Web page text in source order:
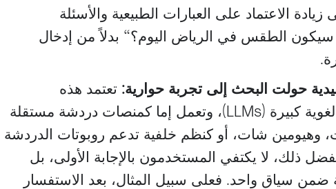
الاعتماد على العبارات الطبيعية والأسئلة
الطقس في الرياض اليوم؟“ بدلاً من إدخال
حولت البحث إلى تجربة حوارية:تعتمد هذه
الروبوتات على نماذج لغوية كبيرة (LLMs)، وتعمل إما كمنصات دردشة مستقلة
وهيومين شات، أو كنظم خلفية تدعم روبوتات الدردشة
ذلك، لا يكتفي المستخدمون بالإجابة الأولى، بل
ضمن سياق واحد. فعلى سبيل المثال، بعد الاستفسار